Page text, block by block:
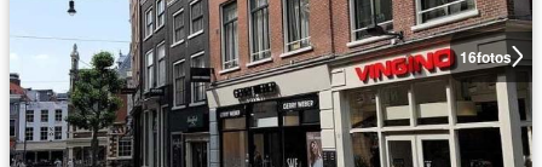
16fotos